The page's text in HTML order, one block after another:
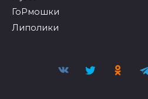
ГоРмошки
Липолики